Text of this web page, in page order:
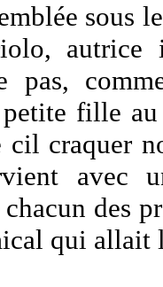
sous
autrice
pas,
petite fille
cil craquer
avec
des
qui allait